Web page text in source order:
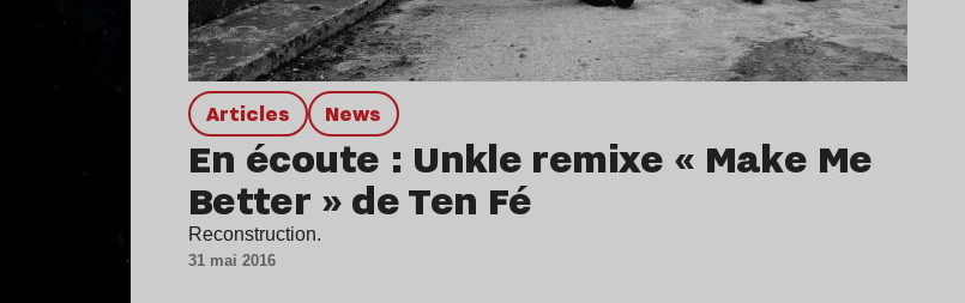
Articles news
En écoute : Unkle remixe « Make Me
Better » de Ten Fé
Reconstruction.
31 mai 2016